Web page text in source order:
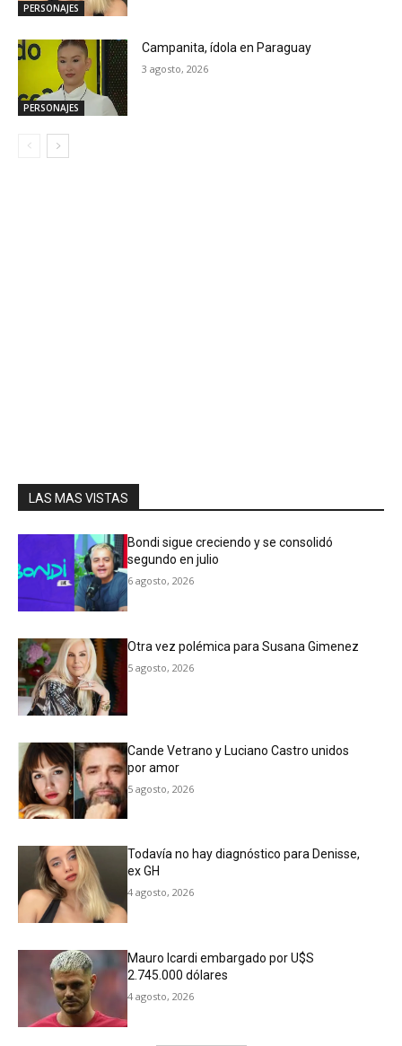
PERSONAJES
PERSONAJES
Campanita, ídola en Paraguay
3 agosto, 2026
LAS MAS VISTAS
Bondi sigue creciendo y se consolidó
segundo en julio
6 agosto, 2026
Otra vez polémica para Susana Gimenez
5 agosto, 2026
Cande Vetrano y Luciano Castro unidos
por amor
5 agosto, 2026
Todavía no hay diagnóstico para Denisse,
ex GH
4 agosto, 2026
Mauro Icardi embargado por U$S
2.745.000 dólares
4 agosto, 2026